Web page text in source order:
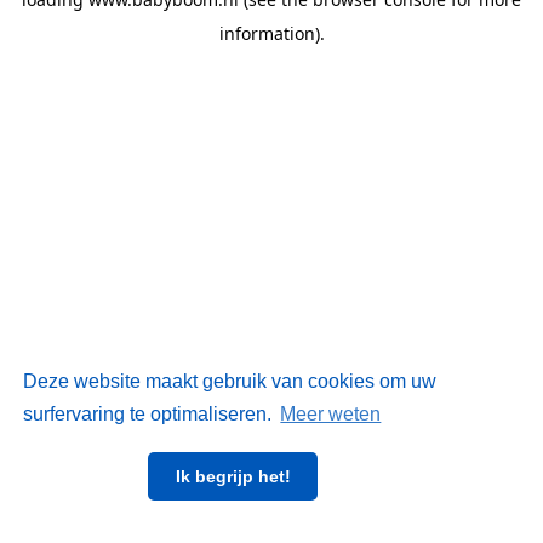
Deze website maakt gebruik van cookies om uw
surfervaring te optimaliseren. Meer weten
Ik begrijp het!
information).